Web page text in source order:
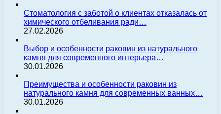
Стоматология с заботой о клиентах отказалась от
химического отбеливания ради…
27.02.2026
Выбор и особенности раковин из натурального
камня для современного интерьера…
30.01.2026
Преимущества и особенности раковин из
натурального камня для современных ванных…
30.01.2026